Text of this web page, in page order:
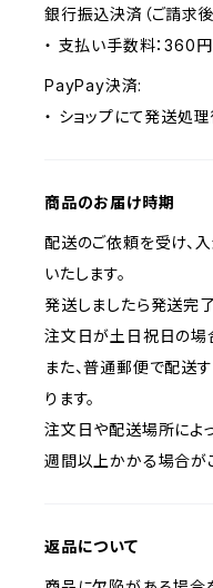
銀行振込決済（ご請求
・ 支払い手数料：360円
PayPay決済:
・ ショップにて発送処
商品のお届け時期
配送のご依頼を受け、
いたします。
発送しましたら発送完
注文日が土日祝日の場
また、普通郵便で配送
ります。
注文日や配送場所によ
週間以上かかる場合が
返品について